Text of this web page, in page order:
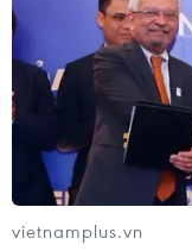
vietnamplus.vn